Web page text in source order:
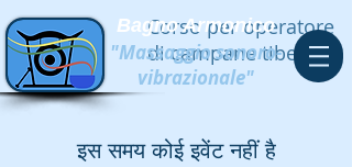
Bagno Armonico
"Massaggio sonoro-
vibrazionale"
Corso per operatore
di campane tibetane
इस समय कोई इवेंट नहीं है